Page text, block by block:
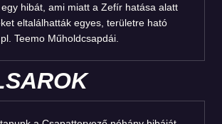
hibát, ami miatt a Zefír hatása alatt
eltalálhatták egyes, területre ható
Teemo Műholdcsapdái.